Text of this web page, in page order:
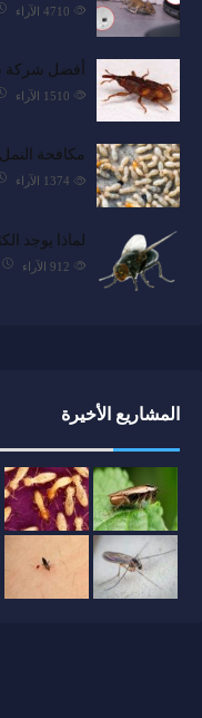
الآراء
أفضل
الآراء
مكافحة
الآراء
لماذا يوجد
الآراء
المشاريع الأخيرة